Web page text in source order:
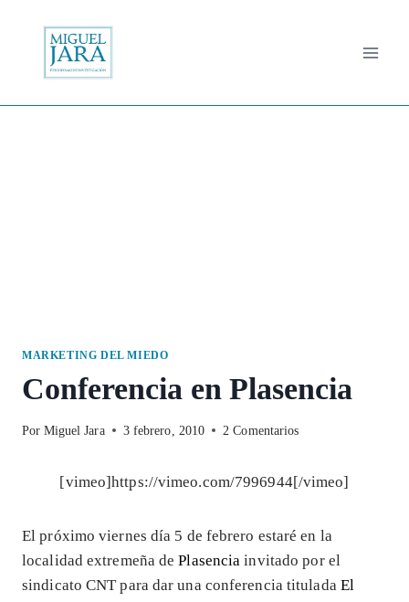
contenido
MARKETING DEL MIEDO
Conferencia en Plasencia
Por Miguel Jara 3 febrero, 2010 2 Comentarios
[vimeo]https://vimeo.com/7996944[/vimeo]
El próximo viernes día 5 de febrero estaré en la
localidad extremeña dePlasenciainvitado por el
sindicato CNT para dar una conferencia titulada El